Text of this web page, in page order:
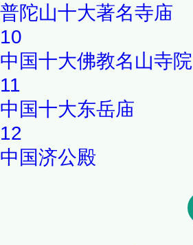
普陀山十大著名寺庙
10
中国十大佛教名山寺院
11
中国十大东岳庙
12
中国济公殿